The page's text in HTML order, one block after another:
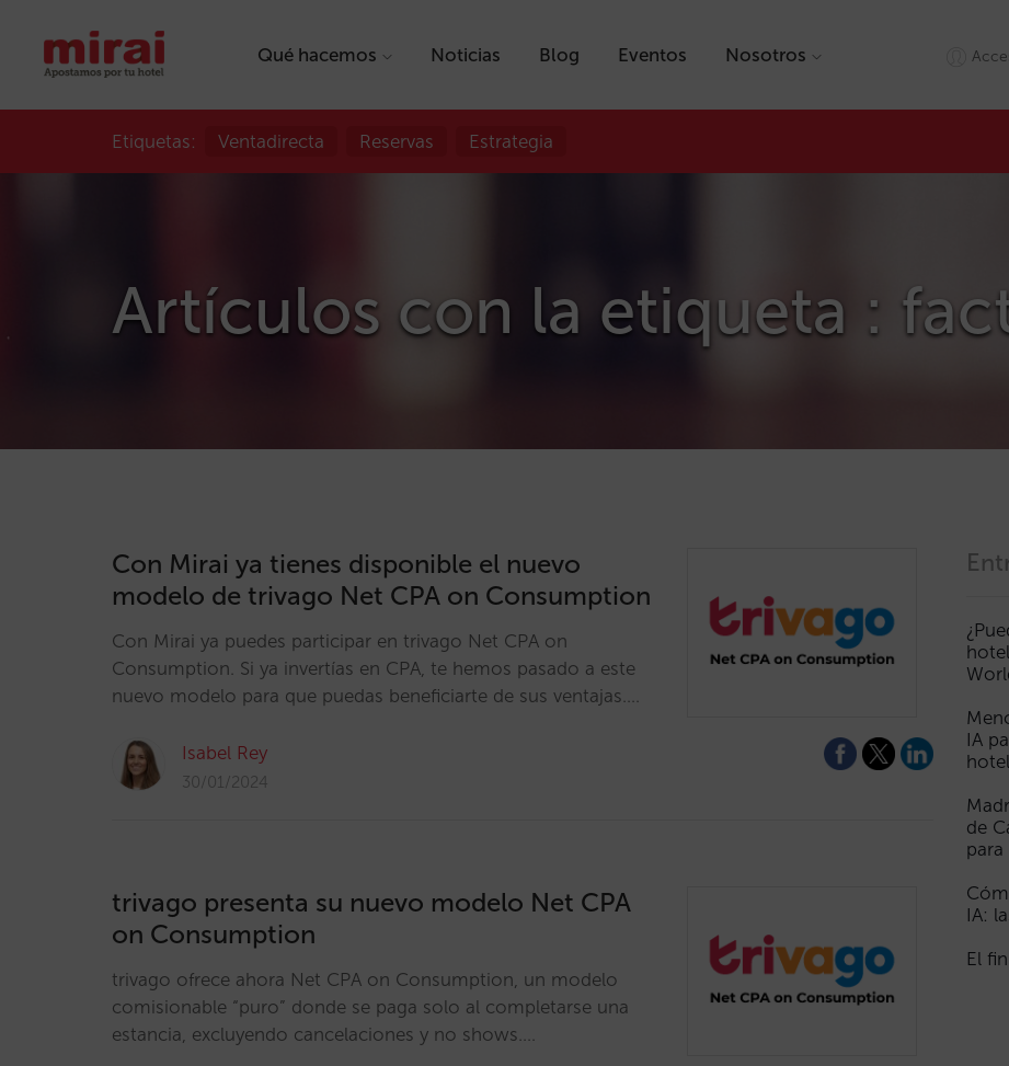
Qué hacemos Noticias Blog Eventos Nosotros
Etiquetas: Ventadirecta Reservas Estrategia
Artículos con la etiqueta :
Con Mirai ya tienes disponible el nuevo
modelo de trivago Net CPA on Consumption
Con Mirai ya puedes participar en trivago Net CPA on
Consumption. Si ya invertías en CPA, te hemos pasado a este
nuevo modelo para que puedas beneficiarte de sus ventajas.…
Isabel Rey
30/01/2024
trivago presenta su nuevo modelo Net CPA
on Consumption
trivago ofrece ahora Net CPA on Consumption, un modelo
comisionable “puro” donde se paga solo al completarse una
estancia, excluyendo cancelaciones y no shows.…
IA
de
IA:
El